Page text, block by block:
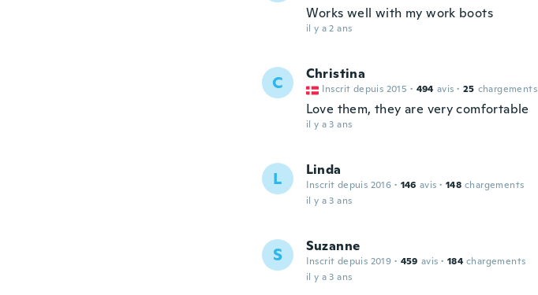
Works well with my work boots
il y a 2 ans
C Christina
Inscrit depuis 2015 · 494 avis · 25 chargements
Love them, they are very comfortable
il y a 3 ans
L Linda
Inscrit depuis 2016 · 146 avis · 148 chargements
il y a 3 ans
S Suzanne
Inscrit depuis 2019 · 459 avis · 184 chargements
il y a 3 ans